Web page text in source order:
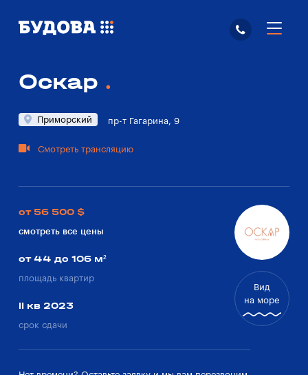
Оскар
Приморский пр-т Гагарина, 9
Смотреть трансляцию
от 56 500 $
смотреть все цены
от 44 до 106 м²
площадь квартир
II кв 2023
срок сдачи
Вид
на море